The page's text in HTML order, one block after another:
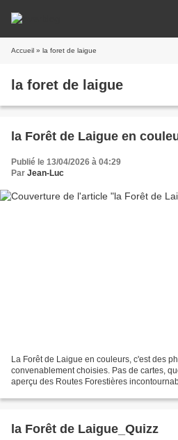
Accueil » la foret de laigue
la foret de laigue
la Forêt de Laigue en
Publié le 13/04/2026 à 04:29
Par Jean-Luc
La Forêt de Laigue en couleurs, c'est des
convenablement choisies. Pas de cartes,
aperçu des Routes Forestières
la Forêt de Laigue_Quizz